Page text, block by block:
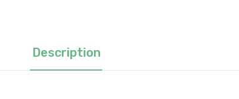
Description